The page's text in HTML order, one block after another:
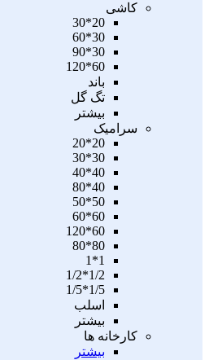
کاشی
20*30
30*60
30*90
60*120
باند
تگ گل
بیشتر
سرامیک
20*20
30*30
40*40
40*80
50*50
60*60
60*120
80*80
1*1
1/2*1/2
1/5*1/5
اسلب
بیشتر
کارخانه ها
بیشتر